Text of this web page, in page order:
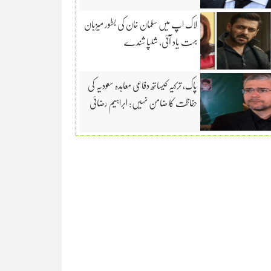
لاک اپ میں سلمان خان کی بطور میزبان
بہت یاد آئی، شلپا شندے
پاک، ترکیہ کیساتھ دفاعی معاہدہ سعودیہ کی
حفاظت کا ضامن نہیں: ابراہیم رضائی